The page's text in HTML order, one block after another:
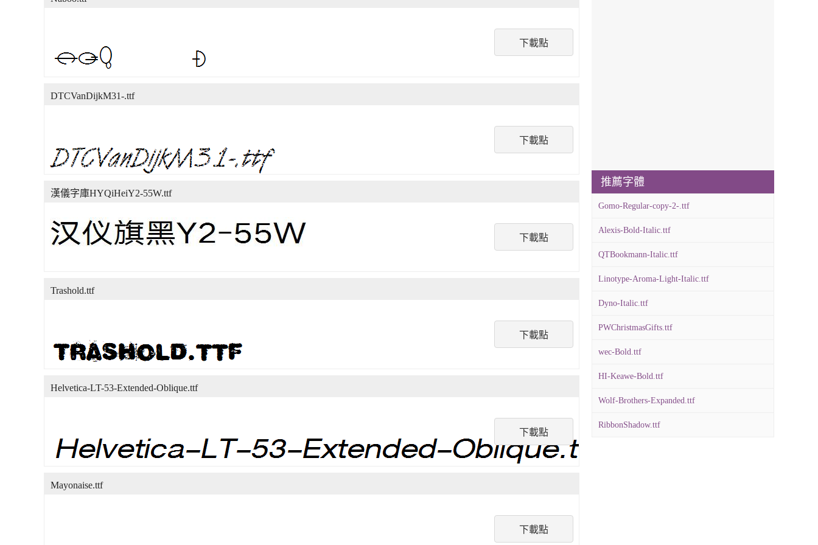
下載點
下載點
DTCVanDijkM31-.ttf
下載點
漢儀字庫HYQiHeiY2-55W.ttf
下載點
Trashold.ttf
下載點
Helvetica-LT-53-Extended-Oblique.ttf
下載點
Mayonaise.ttf
推薦字體
Gomo-Regular-copy-2-.ttf
Alexis-Bold-Italic.ttf
QTBookmann-Italic.ttf
Linotype-Aroma-Light-Italic.ttf
Dyno-Italic.ttf
PWChristmasGifts.ttf
wec-Bold.ttf
HI-Keawe-Bold.ttf
Wolf-Brothers-Expanded.ttf
RibbonShadow.ttf